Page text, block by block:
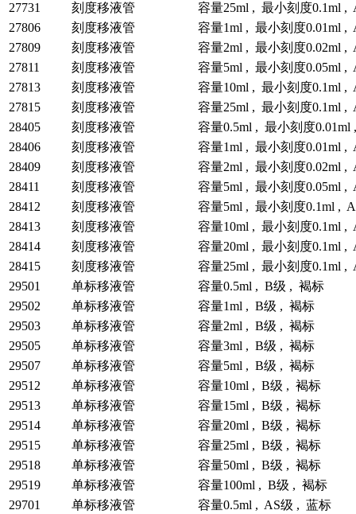
27731
刻度移液管
容量25ml , 最小刻度0.1ml ,
27806
刻度移液管
容量1ml , 最小刻度0.01ml ,
27809
刻度移液管
容量2ml , 最小刻度0.02ml ,
27811
刻度移液管
容量5ml , 最小刻度0.05ml ,
27813
刻度移液管
容量10ml , 最小刻度0.1ml ,
27815
刻度移液管
容量25ml , 最小刻度0.1ml ,
28405
刻度移液管
容量0.5ml , 最小刻度
28406
刻度移液管
容量1ml , 最小刻度0.01ml ,
28409
刻度移液管
容量2ml , 最小刻度0.02ml ,
28411
刻度移液管
容量5ml , 最小刻度0.05ml ,
28412
刻度移液管
容量5ml , 最小刻度0.1ml ,
28413
刻度移液管
容量10ml , 最小刻度0.1ml ,
28414
刻度移液管
容量20ml , 最小刻度0.1ml ,
28415
刻度移液管
容量25ml , 最小刻度0.1ml ,
29501
单标移液管
容量0.5ml , B级 , 褐标
29502
单标移液管
容量1ml , B级 , 褐标
29503
单标移液管
容量2ml , B级 , 褐标
29505
单标移液管
容量3ml , B级 , 褐标
29507
单标移液管
容量5ml , B级 , 褐标
29512
单标移液管
容量10ml , B级 , 褐标
29513
单标移液管
容量15ml , B级 , 褐标
29514
单标移液管
容量20ml , B级 , 褐标
29515
单标移液管
容量25ml , B级 , 褐标
29518
单标移液管
容量50ml , B级 , 褐标
29519
单标移液管
容量100ml , B级 , 褐标
29701
单标移液管
容量0.5ml , AS级 , 蓝标